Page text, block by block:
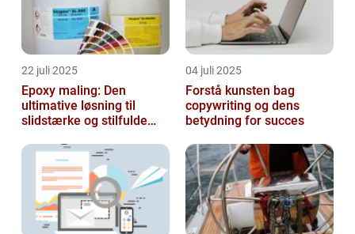
22 juli 2025
Epoxy maling: Den
ultimative løsning til
slidstærke og stilfulde
04 juli 2025
Forstå kunsten bag
copywriting og dens
betydning for succes